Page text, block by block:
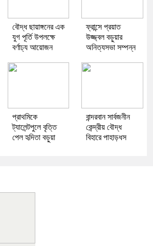
বৌদ্ধ ছায়াঙ্গনের এক
যুগ পূর্তি উপলক্ষে
বর্ণাঢ্য আয়োজন
ফ্রান্সে প্রয়াত
উজ্জ্বল বড়ুয়ার
অনিত্যসভা সম্পন্ন
প্রাথমিকে
ট্যালেন্টপুলে বৃত্তি
পেল হৃদিতা বড়ুয়া
বান্দরবান সার্বজনীন
কেন্দ্রীয় বৌদ্ধ
বিহারে পাহাড়ধস